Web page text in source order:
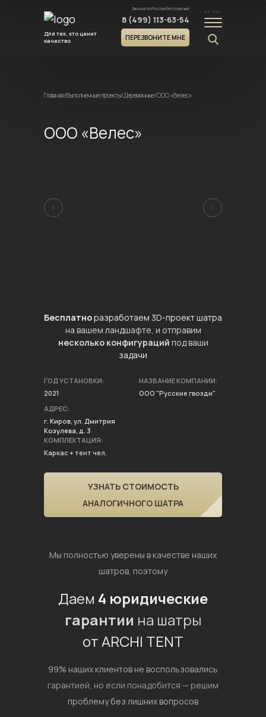
Для тех, кто ценит
качество
Звонок по России бесплатный
8 (499) 113-63-54
ПЕРЕЗВОНИТЕ МНЕ
МЕНЮ
Главная/Выполненные проекты/Деревянные/ООО «Велес»
ООО «Велес»
Бесплатноразработаем 3D-проект шатра
на вашем ландшафте, и отправим
несколько конфигураций под ваши
задачи
ГОД УСТАНОВКИ:
2021
НАЗВАНИЕ КОМПАНИИ:
ООО "Русские гвозди"
АДРЕС:
г. Киров, ул. Дмитрия
Козулева, д. 3
КОМПЛЕКТАЦИЯ:
Каркас + тент чел.
УЗНАТЬ СТОИМОСТЬ
АНАЛОГИЧНОГО ШАТРА
Мы полностью уверены в качестве наших
шатров, поэтому
Даем 4 юридические
гарантии на шатры
от ARCHI TENT
99% наших клиентов не воспользовались
гарантией, но если понадобится — решим
проблему без лишних вопросов